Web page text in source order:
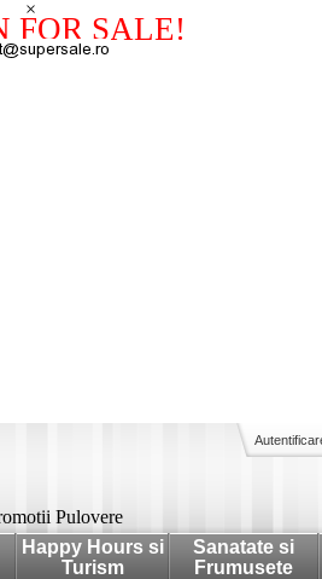
×
FOR SALE!
Pulovere
Happy Hours si
Turism
Sanatate si
Frumusete